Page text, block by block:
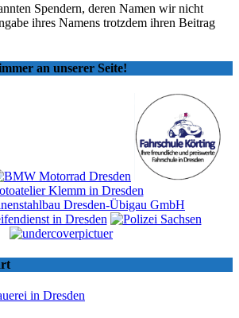
Spendern, deren Namen wir nicht
ihres Namens trotzdem ihren Beitrag
an unserer Seite!